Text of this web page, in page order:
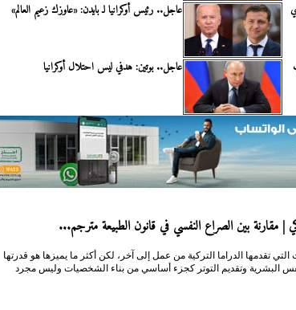
عاجل.. رئيس أوكرانيا لـ بايدن: «عاوزك زعيم العالم»
عاجل.. بوتين: هدفي ليس احتلال أوكرانيا
مقارنة بين الصراع النفسي في قانون الطبيعة مترجم...
تقدمها الدراما التركية من عمل إلى آخر، لكن أكثر ما يميزها هو قدرتها
البشرية وتقديم التوتر كجزء أساسي من بناء الشخصيات وليس مجرد